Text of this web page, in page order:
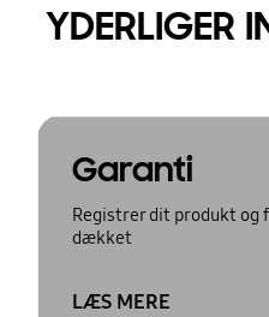
YDERLIGER
Garanti
Registrer dit produkt og
dækket
LÆS MERE